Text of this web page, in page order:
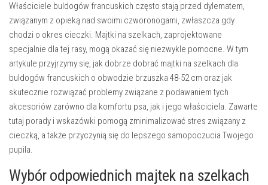
Właściciele buldogów francuskich często stają przed dylematem,
związanym z opieką nad swoimi czworonogami, zwłaszcza gdy
chodzi o okres cieczki. Majtki na szelkach, zaprojektowane
specjalnie dla tej rasy, mogą okazać się niezwykle pomocne. W tym
artykule przyjrzymy się, jak dobrze dobrać majtki na szelkach dla
buldogów francuskich o obwodzie brzuszka 48-52 cm oraz jak
skutecznie rozwiązać problemy związane z podawaniem tych
akcesoriów zarówno dla komfortu psa, jak i jego właściciela. Zawarte
tutaj porady i wskazówki pomogą zminimalizować stres związany z
cieczką, a także przyczynią się do lepszego samopoczucia Twojego
pupila.
Wybór odpowiednich majtek na szelkach